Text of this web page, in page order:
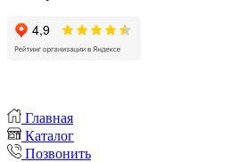
Главная
Каталог
Позвонить